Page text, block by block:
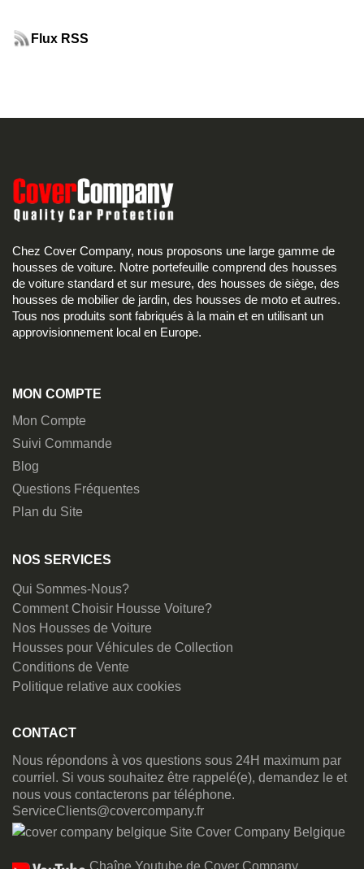
Flux RSS
Chez Cover Company, nous proposons une large gamme de
housses de voiture. Notre portefeuille comprend des housses
de voiture standard et sur mesure, des housses de siège, des
housses de mobilier de jardin, des housses de moto et autres.
Tous nos produits sont fabriqués à la main et en utilisant un
approvisionnement local en Europe.
MON COMPTE
Mon Compte
Suivi Commande
Blog
Questions Fréquentes
Plan du Site
NOS SERVICES
Qui Sommes-Nous?
Comment Choisir Housse Voiture?
Nos Housses de Voiture
Housses pour Véhicules de Collection
Conditions de Vente
Politique relative aux cookies
CONTACT
Nous répondons à vos questions sous 24H maximum par
courriel. Si vous souhaitez être rappelé(e), demandez le et
nous vous contacterons par téléphone.
ServiceClients@covercompany.fr
Site Cover Company Belgique